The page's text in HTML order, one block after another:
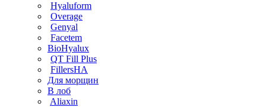
Hyaluform
Overage
Genyal
Facetem
BioHyalux
QT Fill Plus
FillersHA
Для морщин
В лоб
Aliaxin